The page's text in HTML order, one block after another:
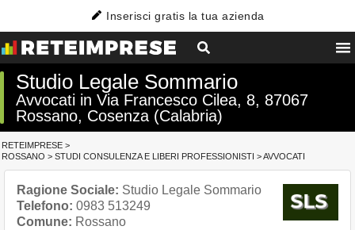
Inserisci gratis la tua azienda
Studio Legale Sommario
Avvocati in Via Francesco Cilea, 8, 87067
Rossano, Cosenza (Calabria)
RETEIMPRESE >
ROSSANO > STUDI CONSULENZA E LIBERI PROFESSIONISTI >AVVOCATI
Ragione Sociale: Studio Legale Sommario
Telefono: 0983 513249
Comune: Rossano